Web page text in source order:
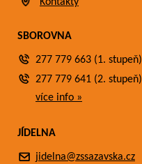
SBOROVNA
277 779 663 (1. stupeň)
277 779 641 (2. stupeň)
více info »
JÍDELNA
jidelna@zssazavska.cz